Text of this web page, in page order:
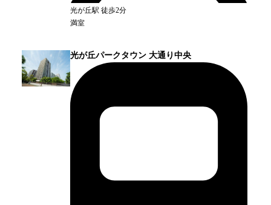
光が丘駅 徒歩2分
満室
光が丘パークタウン 大通り中央